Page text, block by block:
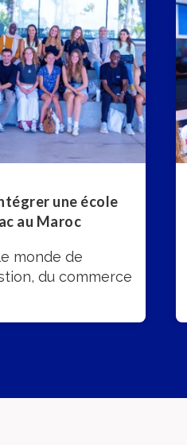
une école
au Maroc
monde de
du commerce